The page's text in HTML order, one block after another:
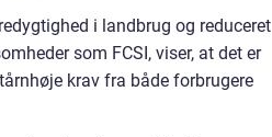
i landbrug og reduceret
som FCSI, viser, at det er
krav fra både forbrugere